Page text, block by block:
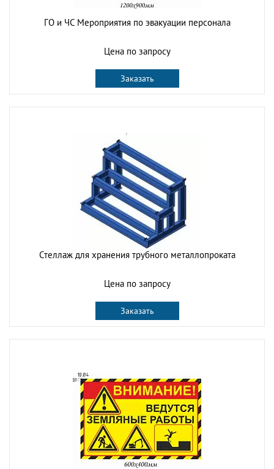
ГО и ЧС Мероприятия по эвакуации персонала
Цена по запросу
Заказать
Стеллаж для хранения трубного металлопроката
Цена по запросу
Заказать